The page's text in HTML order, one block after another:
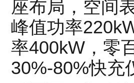
座布局，空间
峰值功率
率400kW，零
30%-80%快充